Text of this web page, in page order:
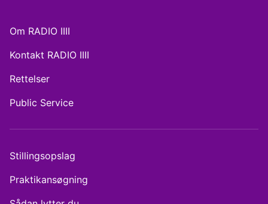
Om RADIO IIII
Kontakt RADIO IIII
Rettelser
Public Service
Stillingsopslag
Praktikansøgning